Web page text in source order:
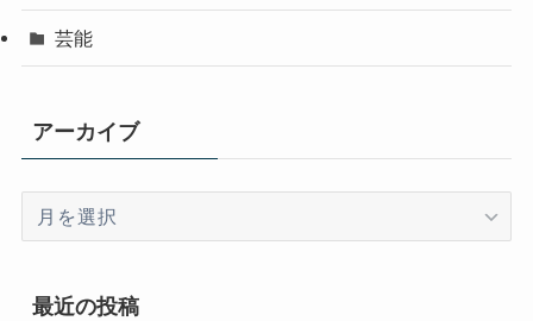
芸能
アーカイブ
イ
最近の投稿